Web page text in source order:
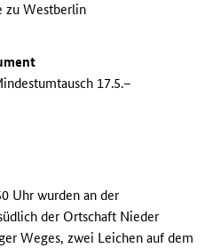
zu Westberlin
17.5.–
Uhr wurden an der
der Ortschaft Nieder
Weges, zwei Leichen auf dem